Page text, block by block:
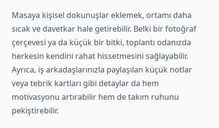
Masaya kişisel dokunuşlar eklemek, ortamı daha
sıcak ve davetkar hale getirebilir. Belki bir fotoğraf
çerçevesi ya da küçük bir bitki, toplantı odanızda
herkesin kendini rahat hissetmesini sağlayabilir.
Ayrıca, iş arkadaşlarınızla paylaşılan küçük notlar
veya tebrik kartları gibi detaylar da hem
motivasyonu artırabilir hem de takım ruhunu
pekiştirebilir.